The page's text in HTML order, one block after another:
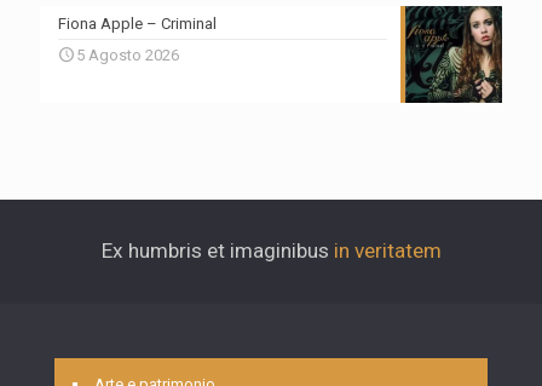
Fiona Apple – Criminal
5 Agosto 2026
Ex humbris et imaginibus in veritatem